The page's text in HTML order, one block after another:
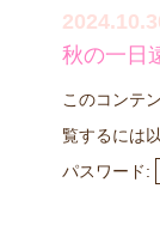
秋の一日
このコンテ
覧するには
パスワード: